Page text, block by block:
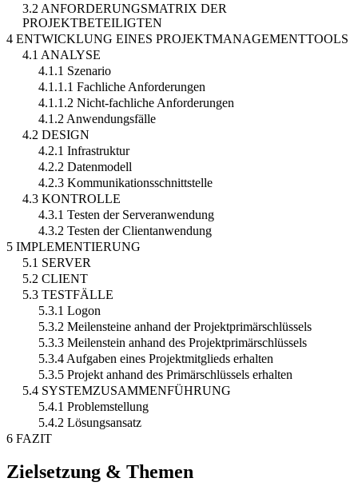
3.2 ANFORDERUNGSMATRIX DER
PROJEKTBETEILIGTEN
4 ENTWICKLUNG EINES PROJEKTMANAGEMENTTOOLS
4.1 ANALYSE
4.1.1 Szenario
4.1.1.1 Fachliche Anforderungen
4.1.1.2 Nicht-fachliche Anforderungen
4.1.2 Anwendungsfälle
4.2 DESIGN
4.2.1 Infrastruktur
4.2.2 Datenmodell
4.2.3 Kommunikationsschnittstelle
4.3 KONTROLLE
4.3.1 Testen der Serveranwendung
4.3.2 Testen der Clientanwendung
5 IMPLEMENTIERUNG
5.1 SERVER
5.2 CLIENT
5.3 TESTFÄLLE
5.3.1 Logon
5.3.2 Meilensteine anhand der Projektprimärschlüssels
5.3.3 Meilenstein anhand des Projektprimärschlüssels
5.3.4 Aufgaben eines Projektmitglieds erhalten
5.3.5 Projekt anhand des Primärschlüssels erhalten
5.4 SYSTEMZUSAMMENFÜHRUNG
5.4.1 Problemstellung
5.4.2 Lösungsansatz
6 FAZIT
Zielsetzung & Themen